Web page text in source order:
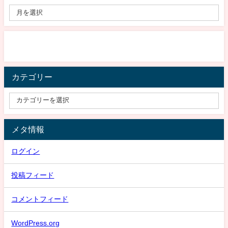
カテゴリー
メタ情報
ログイン
投稿フィード
コメントフィード
WordPress.org